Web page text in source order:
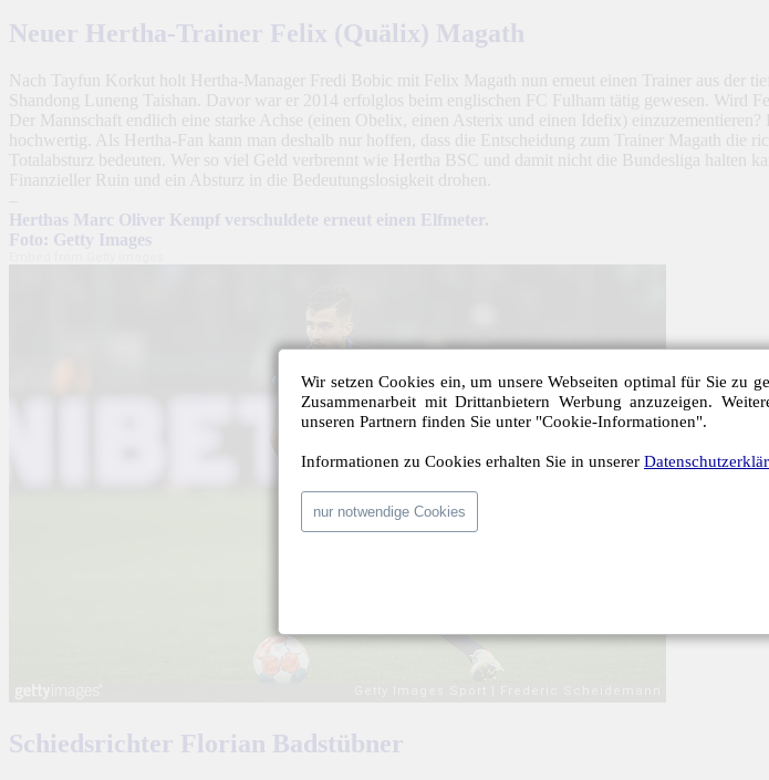
Neuer Hertha-Trainer Felix (Quälix) Magath
Nach Tayfun Korkut holt Hertha-Manager Fredi Bobic mit Felix Magath nun erneut einen Trainer aus der
Shandong Luneng Taishan. Davor war er 2014 erfolglos beim englischen FC Fulham tätig gewesen.
Der Mannschaft endlich eine starke Achse (einen Obelix, einen Asterix und einen Idefix)
hochwertig. Als Hertha-Fan kann man deshalb nur hoffen, dass die Entscheidung zum Trainer Magath
Totalabsturz bedeuten. Wer so viel Geld verbrennt wie Hertha BSC und damit nicht die Bundesliga halten
Finanzieller Ruin und ein Absturz in die Bedeutungslosigkeit drohen.
Herthas Marc Oliver Kempf verschuldete erneut einen Elfmeter.
Foto: Getty Images
Schiedsrichter Florian Badstübner
Wir setzen Cookies ein, um unsere Webseiten optimal für Sie zu
Zusammenarbeit mit Drittanbietern Werbung anzuzeigen.
unseren Partnern finden Sie unter "Cookie-Informationen".
Informationen zu Cookies erhalten Sie in unserer
nur notwendige Cookies